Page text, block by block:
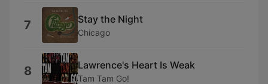
7 Stay the Night
Chicago
8 Lawrence's Heart Is Weak
Tam Tam Go!